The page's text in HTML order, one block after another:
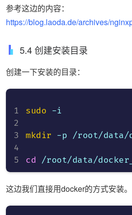
参考这边的内容：
https://blog.laoda.de/archives/
5.4 创建安装目录
创建一下安装的目录：
sudo -i
mkdir -p /root/data/
cd
这边我们直接用docker的方式安装。